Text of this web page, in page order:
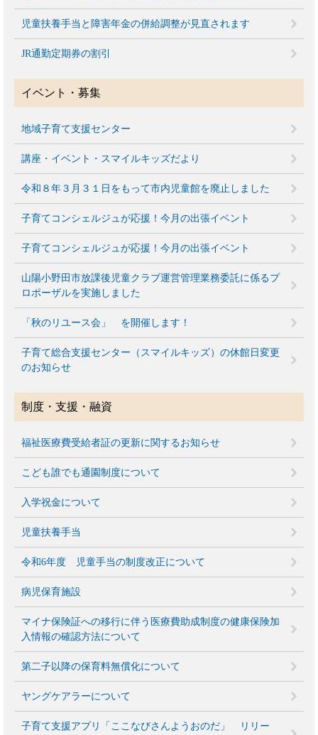
児童扶養手当と障害年金の併給調整が見直されます
JR通勤定期券の割引
イベント・募集
地域子育て支援センター
講座・イベント・スマイルキッズだより
令和８年３月３１日をもって市内児童館を廃止しました
子育てコンシェルジュが応援！今月の出張イベント
子育てコンシェルジュが応援！今月の出張イベント
山陽小野田市放課後児童クラブ運営管理業務委託に係るプ
ロポーザルを実施しました
「秋のリユース会」 を開催します！
子育て総合支援センター（スマイルキッズ）の休館日変更
のお知らせ
制度・支援・融資
福祉医療費受給者証の更新に関するお知らせ
こども誰でも通園制度について
入学祝金について
児童扶養手当
令和6年度 児童手当の制度改正について
病児保育施設
マイナ保険証への移行に伴う医療費助成制度の健康保険加
入情報の確認方法について
第二子以降の保育料無償化について
ヤングケアラーについて
子育て支援アプリ「ここなびさんようおのだ」 リリー